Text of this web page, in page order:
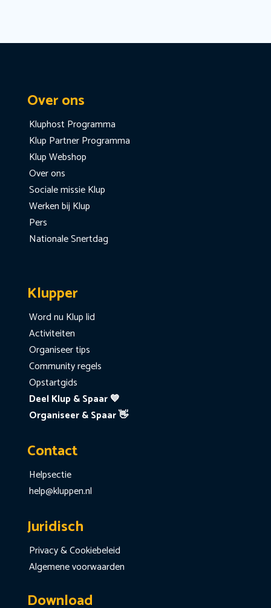
Over ons
Kluphost Programma
Klup Partner Programma
Klup Webshop
Over ons
Sociale missie Klup
Werken bij Klup
Pers
Nationale Snertdag
Klupper
Word nu Klup lid
Activiteiten
Organiseer tips
Community regels
Opstartgids
Deel Klup & Spaar 💙
Organiseer & Spaar 👋
Contact
Helpsectie
help@kluppen.nl
Juridisch
Privacy & Cookiebeleid
Algemene voorwaarden
Download